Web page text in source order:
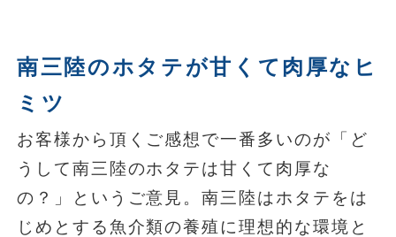
南三陸のホタテが甘くて肉厚なヒ
ミツ
お客様から頂くご感想で一番多いのが「ど
うして南三陸のホタテは甘くて肉厚な
の？」というご意見。南三陸はホタテをは
じめとする魚介類の養殖に理想的な環境と